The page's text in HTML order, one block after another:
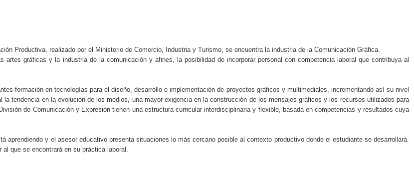
Productiva, realizado por el Ministerio de Comercio, Industria y Turismo, se encuentra la industria de la Comunicación Gráfica.
artes gráficas y la industria de la comunicación y afines, la posibilidad de incorporar personal con competencia laboral que contribuya al
formación en tecnologías para el diseño, desarrollo e implementación de proyectos gráficos y multimediales, incrementando así su nivel
tendencia en la evolución de los medios, una mayor exigencia en la construcción de los mensajes gráficos y los recursos utilizados para
de Comunicación y Expresión tienen una estructura curricular interdisciplinaria y flexible, basada en competencias y resultados cuya
aprendiendo y el asesor educativo presenta situaciones lo más cercano posible al contexto productivo donde el estudiante se desarrollará.
que se encontrará en su práctica laboral.